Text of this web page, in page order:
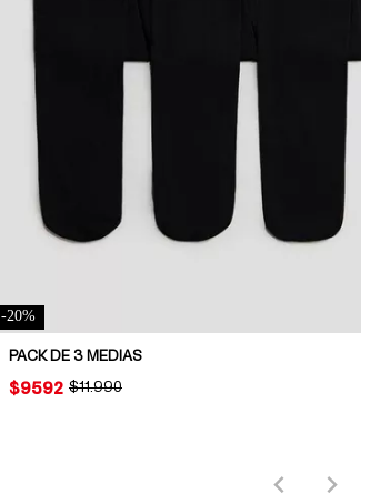
-20%
PACK DE 3 MEDIAS
ORIGINAL PRICE:
$11.990
PRICE:
$9592